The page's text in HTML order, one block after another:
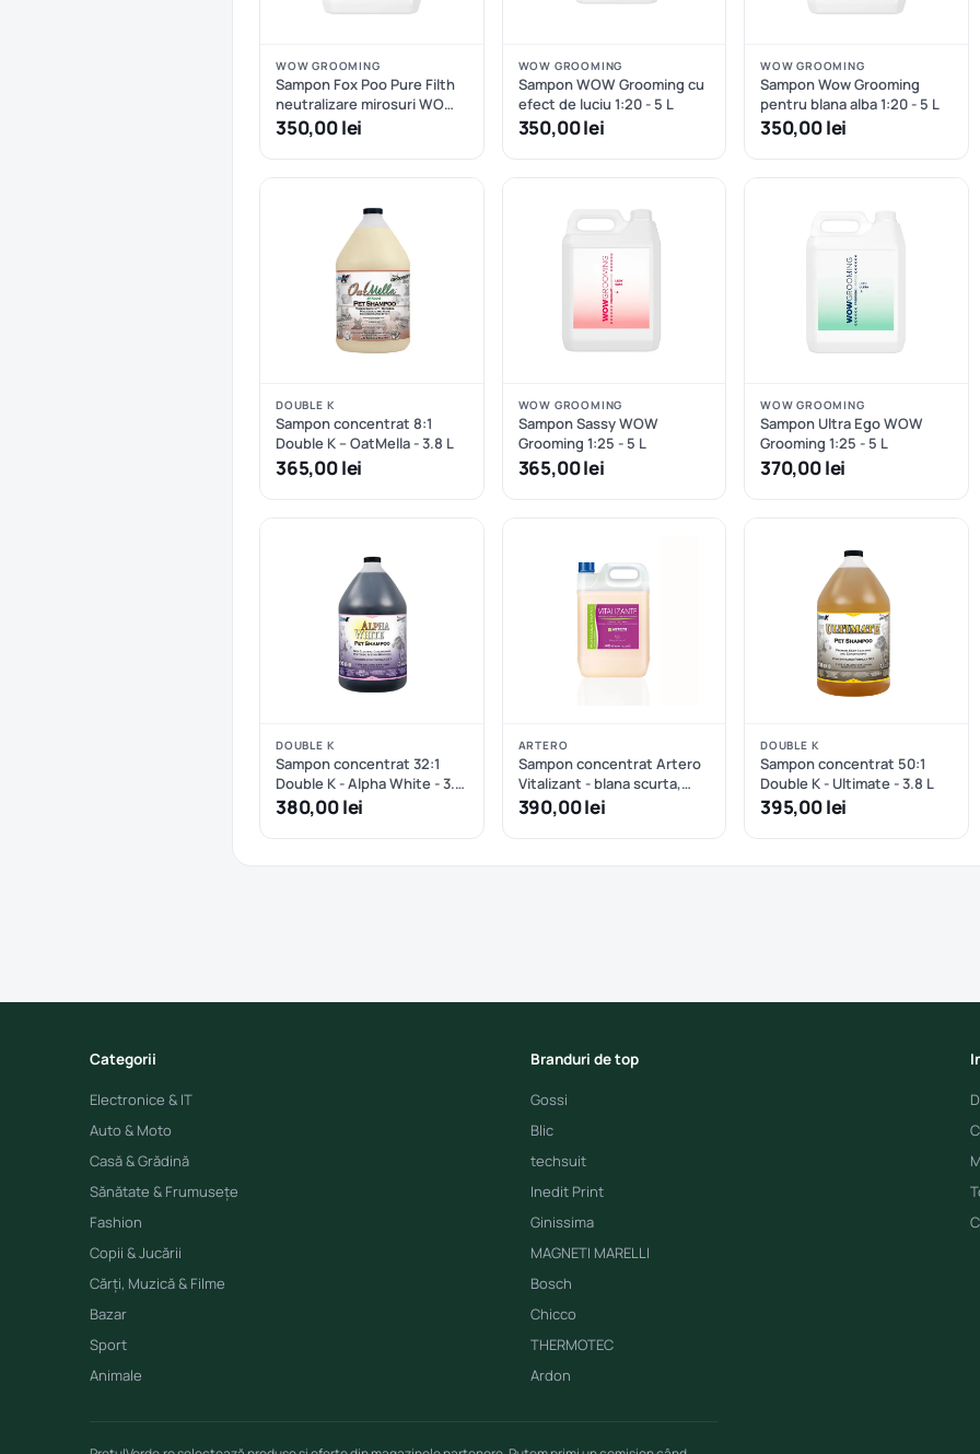
WOW GROOMING
Sampon Fox Poo Pure Filth
neutralizare mirosuri WOW
Grooming 1:20 - 5 L
350,00 lei
WOW GROOMING
Sampon WOW Grooming cu
efect de luciu 1:20 - 5 L
350,00 lei
WOW GROOMING
Sampon Wow Grooming
pentru blana alba 1:20 - 5 L
350,00 lei
DOUBLE K
Sampon concentrat 8:1
Double K – OatMella - 3.8 L
365,00 lei
WOW GROOMING
Sampon Sassy WOW
Grooming 1:25 - 5 L
365,00 lei
WOW GROOMING
Sampon Ultra Ego WOW
Grooming 1:25 - 5 L
370,00 lei
DOUBLE K
Sampon concentrat 32:1
Double K - Alpha White - 3.8
L
380,00 lei
ARTERO
Sampon concentrat Artero
Vitalizant - blana scurta,
blana sarmoasa sau volum -
390,00 lei
DOUBLE K
Sampon concentrat 50:1
Double K - Ultimate - 3.8 L
395,00 lei
Categorii
Electronice & IT
Auto & Moto
Casă & Grădină
Sănătate & Frumusețe
Fashion
Copii & Jucării
Cărți, Muzică & Filme
Bazar
Sport
Animale
Branduri de top
Gossi
Blic
techsuit
Inedit Print
Ginissima
MAGNETI MARELLI
Bosch
Chicco
THERMOTEC
Ardon